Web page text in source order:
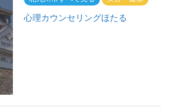
心理カウンセリングほたる